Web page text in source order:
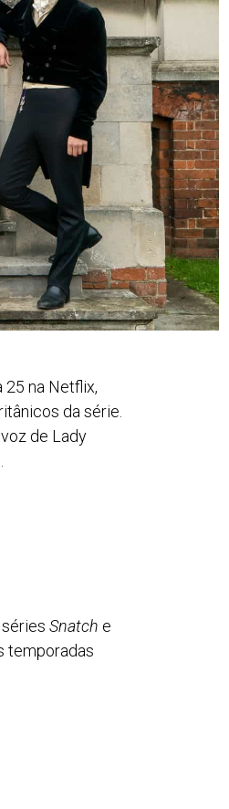
25 na Netflix,
da série.
de Lady
Snatch e
temporadas